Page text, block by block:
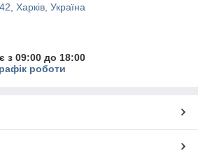
Харків, Україна
з 09:00 до 18:00
роботи